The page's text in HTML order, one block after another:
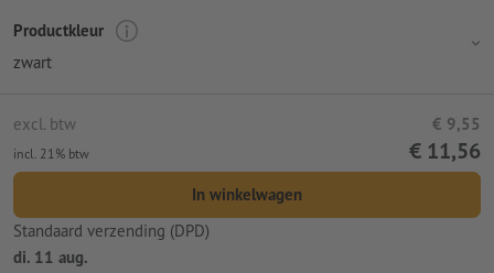
Productkleur
zwart
excl. btw € 9,55
incl. 21% btw € 11,56
In winkelwagen
Standaard verzending (DPD)
di. 11 aug.